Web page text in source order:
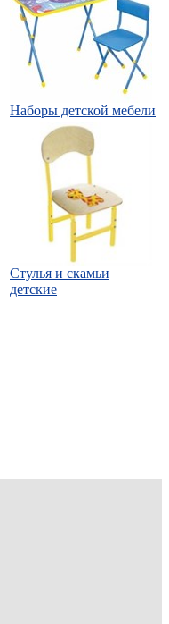
Наборы детской мебели
Стулья и скамьи
детские